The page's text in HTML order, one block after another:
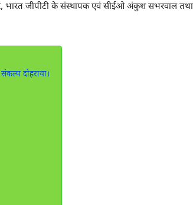
, भारत जीपीटी के संस्थापक एवं सीईओ अंकुश सभरवाल तथा
दोहराया।